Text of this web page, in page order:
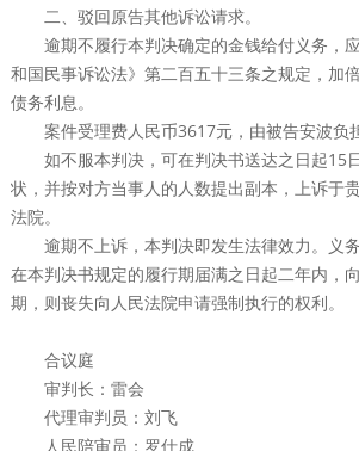
二、驳回原告其他诉讼请求。
逾期不履行本判决确定的金钱给付义务，
和国民事诉讼法》第二百五十三条之规定，加
债务利息。
案件受理费人民币3617元，由被告安波负
如不服本判决，可在判决书送达之日起15
状，并按对方当事人的人数提出副本，上诉于
法院。
逾期不上诉，本判决即发生法律效力。义
在本判决书规定的履行期届满之日起二年内，
期，则丧失向人民法院申请强制执行的权利。
合议庭
审判长：雷会
代理审判员：刘飞
人民陪审员：罗仕成